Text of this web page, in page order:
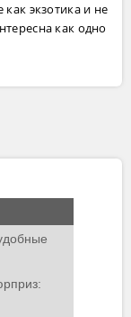
экзотика и не
как одно